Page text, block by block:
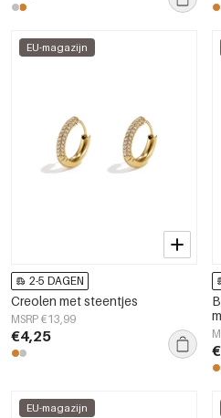
EU-magazijn
2-5 DAGEN
Creolen met steentjes
MSRP €13,99
€4,25
EU-magazijn